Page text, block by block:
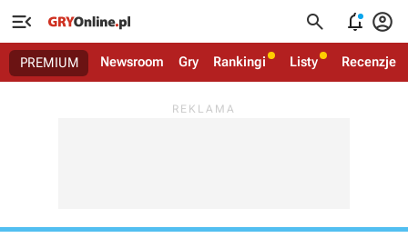
   
PREMIUM Newsroom Gry Rankingi Listy Recenzje